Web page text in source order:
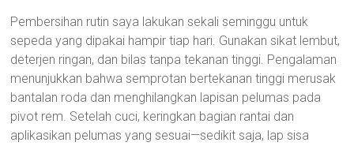
Pembersihan rutin saya lakukan sekali seminggu untuk
sepeda yang dipakai hampir tiap hari. Gunakan sikat lembut,
deterjen ringan, dan bilas tanpa tekanan tinggi. Pengalaman
menunjukkan bahwa semprotan bertekanan tinggi merusak
bantalan roda dan menghilangkan lapisan pelumas pada
pivot rem. Setelah cuci, keringkan bagian rantai dan
aplikasikan pelumas yang sesuai—sedikit saja, lap sisa